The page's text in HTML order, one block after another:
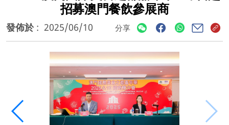
招募澳門餐飲參展商
發佈於 : 2025/06/10 分享